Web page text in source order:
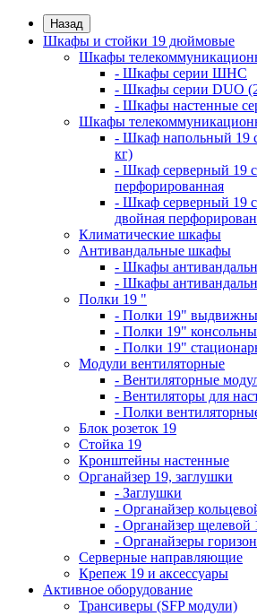
Назад
Шкафы и стойки 19 дюймовые
Шкафы
- Шкафы серии ШНС
- Шкафы серии DUO
- Шкафы настенные
Шкафы
- Шкаф напольный 19
кг)
- Шкаф серверный 19
перфорированная
- Шкаф серверный 19
двойная
Климатические шкафы
Антивандальные шкафы
- Шкафы
- Шкафы
Полки 19 "
- Полки 19"
- Полки 19"
- Полки 19"
Модули вентиляторные
- Вентиляторные
- Вентиляторы для
- Полки
Блок розеток 19
Стойка 19
Кронштейны настенные
Органайзер 19, заглушки
- Заглушки
- Органайзер
- Органайзер щелевой
- Органайзеры
Серверные направляющие
Крепеж 19 и аксессуары
Активное оборудование
Трансиверы (SFP модули)